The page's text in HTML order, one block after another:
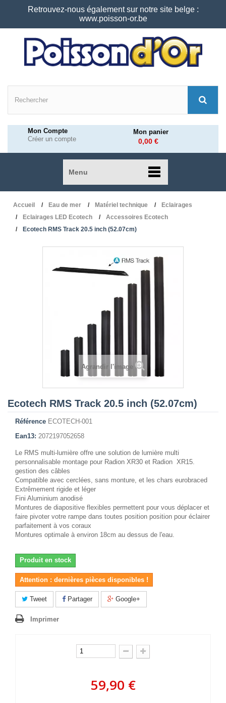
Retrouvez-nous également sur notre site belge :
www.poisson-or.be
Mon Compte
Créer un compte
Mon panier
0,00 €
Menu
Accueil Eau de mer Matériel technique
Eclairages
Eclairages LED Ecotech
Accessoires Ecotech
Ecotech RMS Track 20.5 inch (52.07cm)
Agrandir l'image
Ecotech RMS Track 20.5 inch (52.07cm)
Référence ECOTECH-001
Ean13: 2072197052658
Le RMS multi-lumière offre une solution de lumière multi
personnalisable montage pour Radion XR30 et Radion XR15.
gestion des câbles
Compatible avec cerclées, sans monture, et les chars eurobraced
Extrêmement rigide et léger
Fini Aluminium anodisé
Montures de diapositive flexibles permettent pour vous déplacer et
faire pivoter votre rampe dans toutes position position pour éclairer
parfaitement à vos coraux
Montures optimale à environ 18cm au dessus de l'eau.
Produit en stock
Attention : dernières pièces disponibles !
Tweet Partager Google+
Imprimer
59,90 €